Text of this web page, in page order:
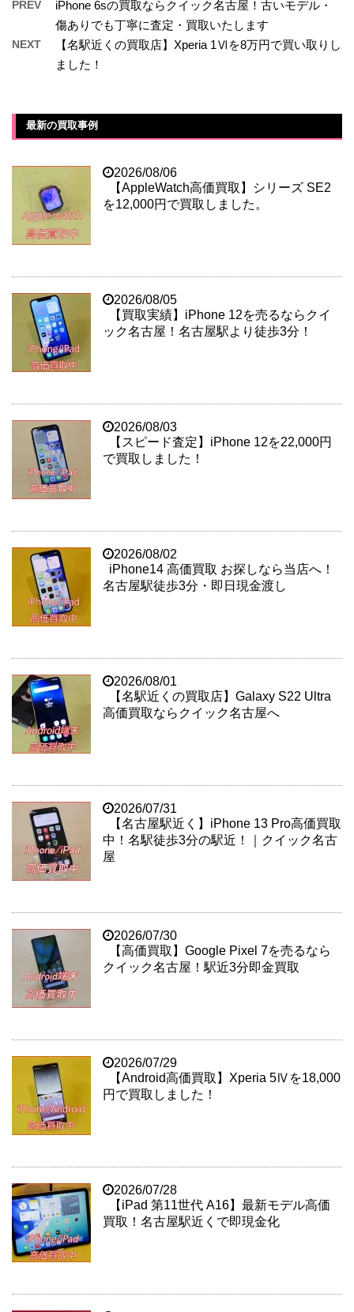
PREV
iPhone 6sの買取ならクイック名古屋！古いモデル・
傷ありでも丁寧に査定・買取いたします
NEXT
【名駅近くの買取店】Xperia 1Ⅵを8万円で買い取りし
ました！
最新の買取事例
2026/08/06
【AppleWatch高価買取】シリーズ SE2
を12,000円で買取しました。
2026/08/05
【買取実績】iPhone 12を売るならクイ
ック名古屋！名古屋駅より徒歩3分！
2026/08/03
【スピード査定】iPhone 12を22,000円
で買取しました！
2026/08/02
iPhone14 高価買取 お探しなら当店へ！
名古屋駅徒歩3分・即日現金渡し
2026/08/01
【名駅近くの買取店】Galaxy S22 Ultra
高価買取ならクイック名古屋へ
2026/07/31
【名古屋駅近く】iPhone 13 Pro高価買取
中！名駅徒歩3分の駅近！｜クイック名古
屋
2026/07/30
【高価買取】Google Pixel 7を売るなら
クイック名古屋！駅近3分即金買取
2026/07/29
【Android高価買取】Xperia 5Ⅳを18,000
円で買取しました！
2026/07/28
【iPad 第11世代 A16】最新モデル高価
買取！名古屋駅近くで即現金化